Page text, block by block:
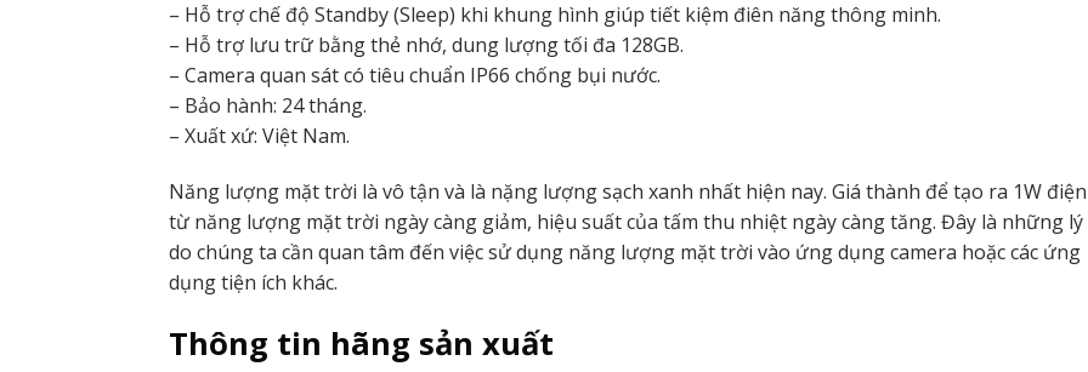
– Hỗ trợ chế độ Standby (Sleep) khi khung hình giúp tiết kiệm điên năng thông minh.
– Hỗ trợ lưu trữ bằng thẻ nhớ, dung lượng tối đa 128GB.
– Camera quan sát có tiêu chuẩn IP66 chống bụi nước.
– Bảo hành: 24 tháng.
– Xuất xứ: Việt Nam.
Năng lượng mặt trời là vô tận và là nặng lượng sạch xanh nhất hiện nay. Giá thành để tạo ra 1W điện
từ năng lượng mặt trời ngày càng giảm, hiệu suất của tấm thu nhiệt ngày càng tăng. Đây là những lý
do chúng ta cần quan tâm đến việc sử dụng năng lượng mặt trời vào ứng dụng camera hoặc các ứng
dụng tiện ích khác.
Thông tin hãng sản xuất